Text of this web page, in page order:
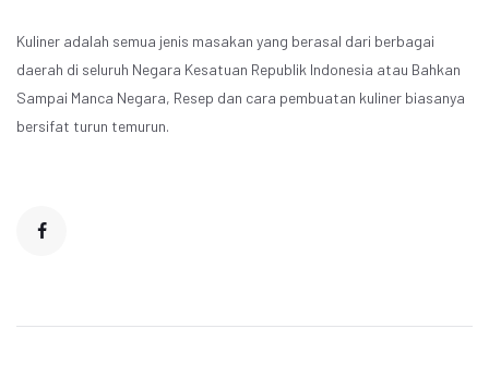
Kuliner adalah semua jenis masakan yang berasal dari berbagai
daerah di seluruh Negara Kesatuan Republik Indonesia atau Bahkan
Sampai Manca Negara, Resep dan cara pembuatan kuliner biasanya
bersifat turun temurun.